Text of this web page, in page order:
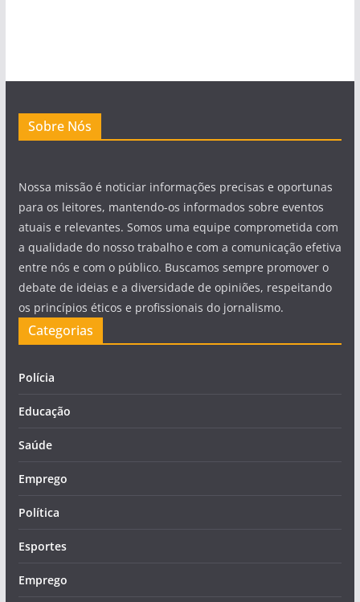
Sobre Nós
Nossa missão é noticiar informações precisas e oportunas
para os leitores, mantendo-os informados sobre eventos
atuais e relevantes. Somos uma equipe comprometida com
a qualidade do nosso trabalho e com a comunicação efetiva
entre nós e com o público. Buscamos sempre promover o
debate de ideias e a diversidade de opiniões, respeitando
os princípios éticos e profissionais do jornalismo.
Categorias
Polícia
Educação
Saúde
Emprego
Política
Esportes
Emprego